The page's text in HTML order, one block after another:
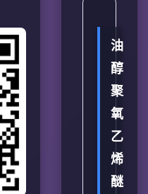
油
醇
聚
氧
乙
烯
醚